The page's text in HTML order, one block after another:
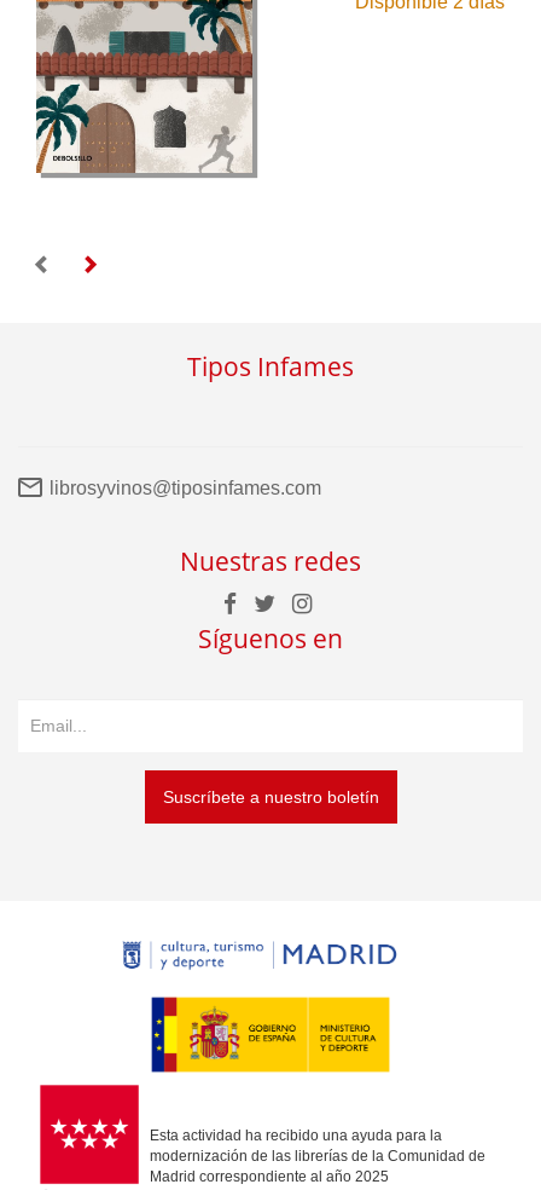
Tipos Infames
librosyvinos@tiposinfames.com
Nuestras redes
Síguenos en
Suscríbete a nuestro boletín
Esta actividad ha recibido una ayuda para la
modernización de las librerías de la Comunidad de
Madrid correspondiente al año 2025